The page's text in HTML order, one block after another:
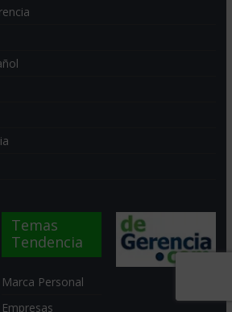
Temas
Tendencia
Marca Personal
Empresas